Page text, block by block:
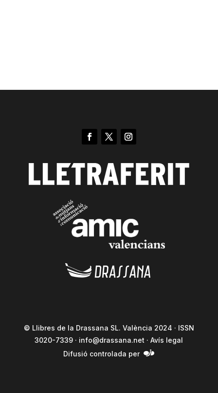
© Llibres de la Drassana SL. València 2024 · ISSN
3020-7339 · info@drassana.net ·Avís legal
Difusió controlada per